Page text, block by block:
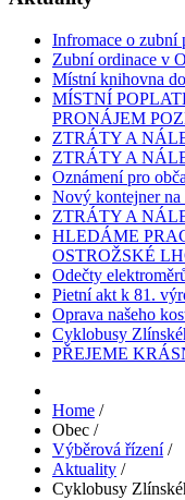
Infromace o zubní
Zubní ordinace v
Místní knihovna
MÍSTNÍ
PRONÁJEM
ZTRÁTY A
ZTRÁTY A
Oznámení pro
Nový kontejner na
ZTRÁTY A
HLEDÁME
OSTROŽSKÉ
Odečty
Pietní akt k 81.
Oprava našeho
Cyklobusy
PŘEJEME
Home /
Obec /
Výběrová řízení /
Aktuality /
Cyklobusy